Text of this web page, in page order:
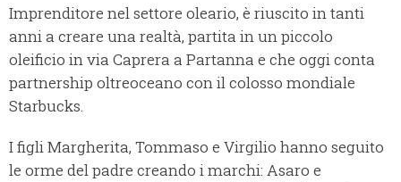
Imprenditore nel settore oleario, è riuscito in tanti
anni a creare una realtà, partita in un piccolo
oleificio in via Caprera a Partanna e che oggi conta
partnership oltreoceano con il colosso mondiale
Starbucks.
I figli Margherita, Tommaso e Virgilio hanno seguito
le orme del padre creando i marchi: Asaro e